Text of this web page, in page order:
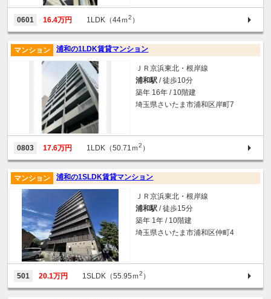
0601 16.4万円 1LDK（44ｍ2 ）
浦和の1LDK賃貸マンション
マンション
ＪＲ京浜東北・根岸線
浦和駅 / 徒歩10分
築年 16年 / 10階建
埼玉県さいたま市浦和区岸町7
0803 17.6万円 1LDK（50.71ｍ2 ）
浦和の1SLDK賃貸マンション
マンション
ＪＲ京浜東北・根岸線
浦和駅 / 徒歩15分
築年 1年 / 10階建
埼玉県さいたま市浦和区仲町4
501 20.1万円 1SLDK（55.95ｍ2 ）